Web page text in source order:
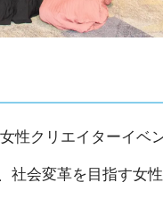
性クリエイターイベ
社会変革を目指す女